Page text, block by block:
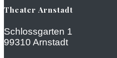
Theater Arnstadt
Schlossgarten 1
99310 Arnstadt